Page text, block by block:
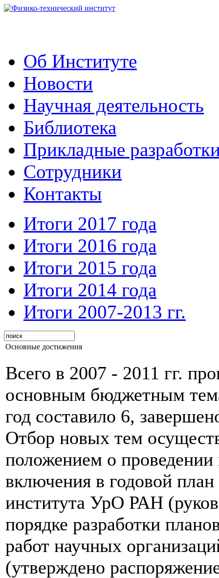
Об Институте
Новости
Научная деятельность
Библиотека
Прикладные
Сотрудники
Контакты
Итоги 2017 года
Итоги 2016 года
Итоги 2015 года
Итоги 2014 года
Итоги 2007-2013 гг.
Основные достижения
Всего в 2007 - 2011 гг.
основным бюджетным
год составило 6,
Отбор новых тем
положением о проведении
включения в годовой
института УрО РАН
порядке разработки
работ научных
(утверждено